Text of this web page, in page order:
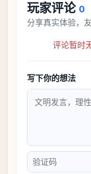
玩家评论 0
分享真实体验，
评论暂时
写下你的想法
验证码